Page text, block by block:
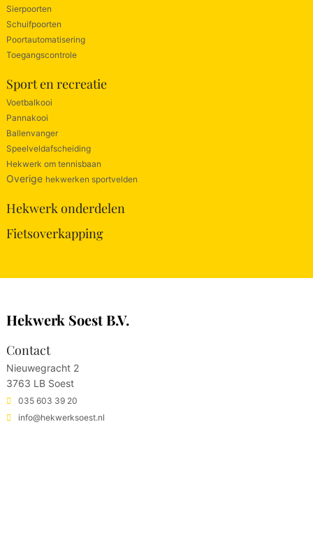
Sierpoorten
Schuifpoorten
Poortautomatisering
Toegangscontrole
Sport en recreatie
Voetbalkooi
Pannakooi
Ballenvanger
Speelveldafscheiding
Hekwerk om tennisbaan
Overige hekwerken sportvelden
Hekwerk onderdelen
Fietsoverkapping
Hekwerk Soest B.V.
Contact
Nieuwegracht 2
3763 LB Soest
035 603 39 20
info@hekwerksoest.nl